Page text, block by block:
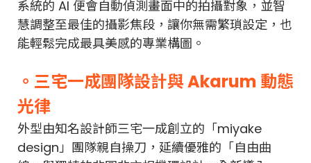
系統的 AI 便會自動偵測畫面中的拍攝對象，並智
慧調整至最佳的攝影焦段，讓你無需繁瑣設定，也
能輕鬆完成最具美感的專業構圖。
。三宅一成團隊設計與 Akarum 動態
光律
外型由知名設計師三宅一成創立的「miyake
design」團隊親自操刀，延續優雅的「自由曲